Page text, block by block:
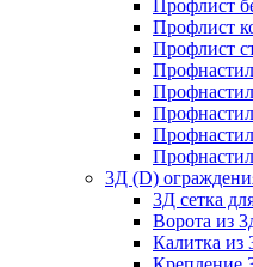
Профлист
Профлист
Профлист
3Д (D)
3Д сетка
Ворота из
Калитка из